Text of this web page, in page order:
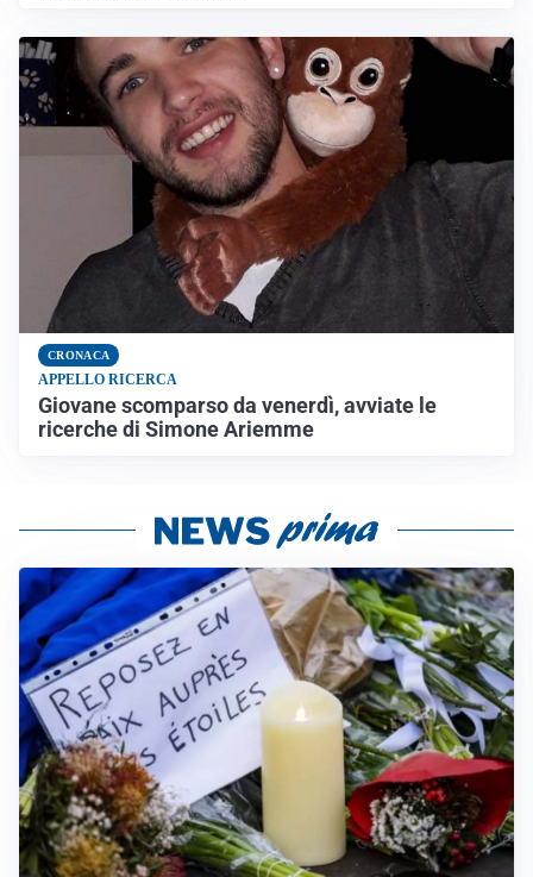
CRONACA
APPELLO RICERCA
Giovane scomparso da venerdì, avviate le
ricerche di Simone Ariemme